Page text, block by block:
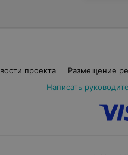
проекта Размещение
Написать